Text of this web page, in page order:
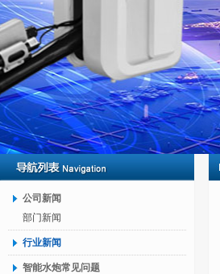
公司新闻
部门新闻
行业新闻
智能水炮常见问题